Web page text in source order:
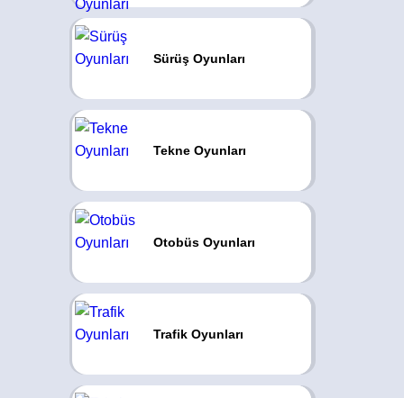
Sürüş Oyunları
Tekne Oyunları
Otobüs Oyunları
Trafik Oyunları